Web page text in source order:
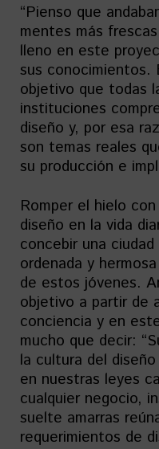
“Pienso que
mentes más
lleno en este
sus conocimientos.
objetivo que todas
instituciones
diseño y, por esa
son temas reales
su producción e
Romper el hielo
diseño en la vida
concebir una
ordenada y
de estos jóvenes.
objetivo a partir de
conciencia y en
mucho que decir:
la cultura del
en nuestras leyes
cualquier negocio,
suelte amarras
requerimientos de